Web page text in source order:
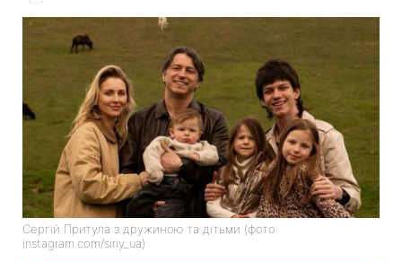
Сергій Притула з дружиною та дітьми (фото:
instagram.com/siriy_ua)